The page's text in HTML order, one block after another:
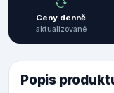
Ceny denně
aktualizované
Popis